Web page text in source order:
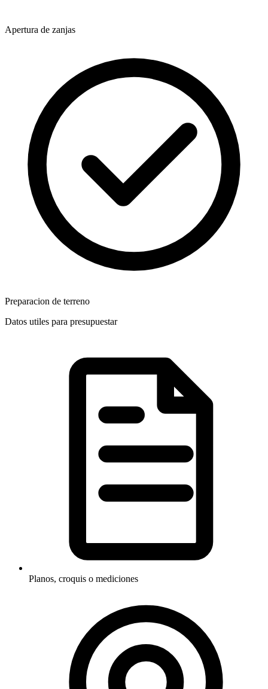
Apertura de zanjas
Preparacion de terreno
Datos utiles para presupuestar
Planos, croquis o mediciones